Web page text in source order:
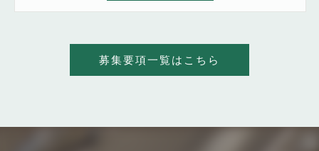
募集要項一覧はこちら